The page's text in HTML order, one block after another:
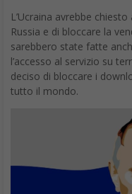
L’Ucraina avrebbe chiesto
Russia e di bloccare la
sarebbero state fatte
l’accesso al servizio su
deciso di bloccare i
tutto il mondo.